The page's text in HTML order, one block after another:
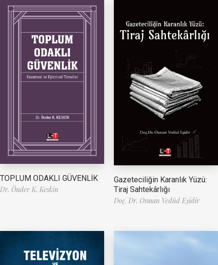
TOPLUM ODAKLI GÜVENLİK
Dr. Önder K. Keskin
Gazeteciliğin Karanlık Yüzü:
Tiraj Sahtekârlığı
Doç. Dr. Osman Vedûd Eşidir